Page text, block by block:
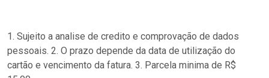
1. Sujeito a analise de credito e comprovação de dados
pessoais. 2. O prazo depende da data de utilização do
cartão e vencimento da fatura. 3. Parcela minima de R$